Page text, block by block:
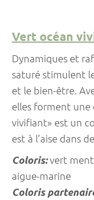
Vert océan
Dynamiques et
saturé stimulent
et le bien-être.
elles forment une
vivifiant» est un
est à l’aise dans
Coloris:vert
aigue-marine
Coloris